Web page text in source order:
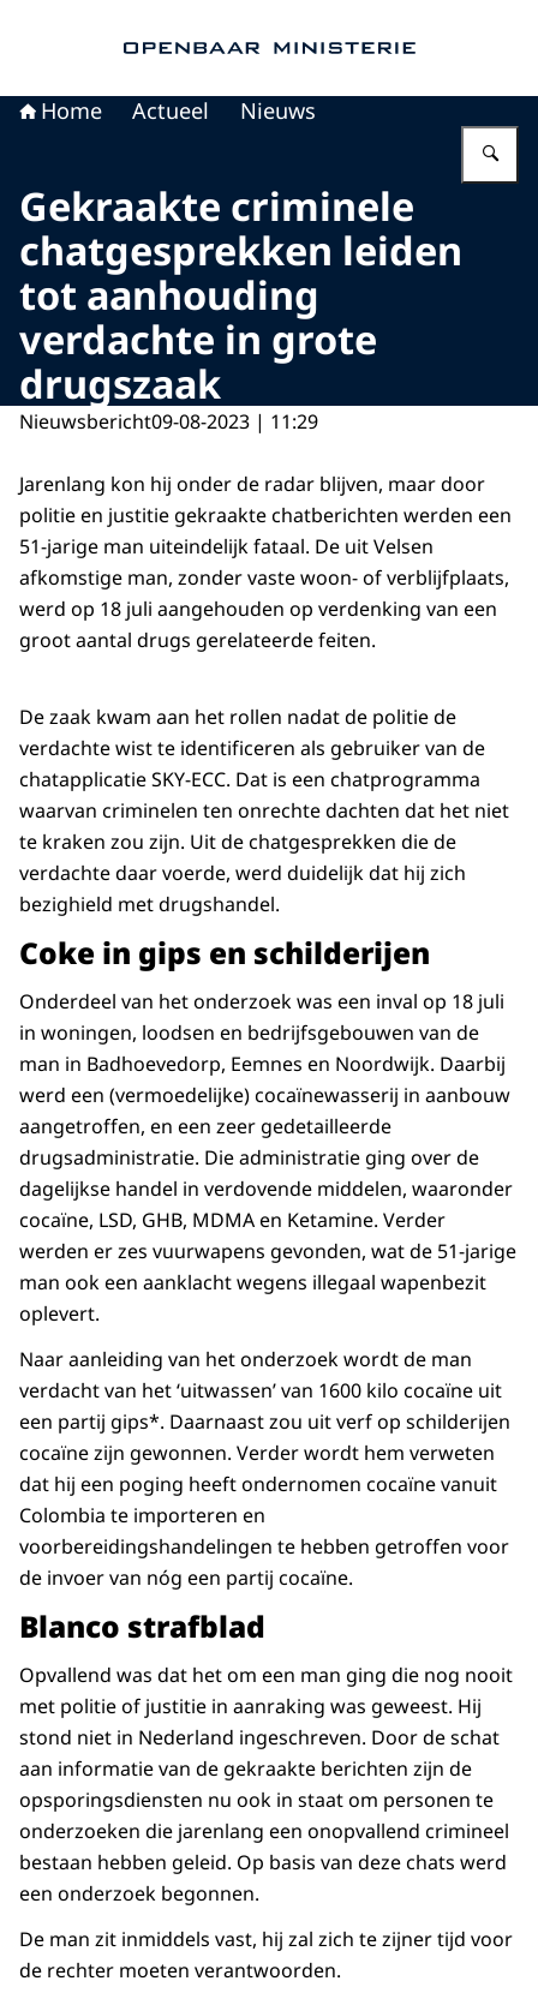
Home Actueel Nieuws
Gekraakte criminele
chatgesprekken leiden
tot aanhouding
verdachte in grote
drugszaak
Nieuwsbericht09-08-2023 | 11:29
Jarenlang kon hij onder de radar blijven, maar door
politie en justitie gekraakte chatberichten werden een
51-jarige man uiteindelijk fataal. De uit Velsen
afkomstige man, zonder vaste woon- of verblijfplaats,
werd op 18 juli aangehouden op verdenking van een
groot aantal drugs gerelateerde feiten.
De zaak kwam aan het rollen nadat de politie de
verdachte wist te identificeren als gebruiker van de
chatapplicatie SKY-ECC. Dat is een chatprogramma
waarvan criminelen ten onrechte dachten dat het niet
te kraken zou zijn. Uit de chatgesprekken die de
verdachte daar voerde, werd duidelijk dat hij zich
bezighield met drugshandel.
Coke in gips en schilderijen
Onderdeel van het onderzoek was een inval op 18 juli
in woningen, loodsen en bedrijfsgebouwen van de
man in Badhoevedorp, Eemnes en Noordwijk. Daarbij
werd een (vermoedelijke) cocaïnewasserij in aanbouw
aangetroffen, en een zeer gedetailleerde
drugsadministratie. Die administratie ging over de
dagelijkse handel in verdovende middelen, waaronder
cocaïne, LSD, GHB, MDMA en Ketamine. Verder
werden er zes vuurwapens gevonden, wat de 51-jarige
man ook een aanklacht wegens illegaal wapenbezit
oplevert.
Naar aanleiding van het onderzoek wordt de man
verdacht van het ‘uitwassen’ van 1600 kilo cocaïne uit
een partij gips*. Daarnaast zou uit verf op schilderijen
cocaïne zijn gewonnen. Verder wordt hem verweten
dat hij een poging heeft ondernomen cocaïne vanuit
Colombia te importeren en
voorbereidingshandelingen te hebben getroffen voor
de invoer van nóg een partij cocaïne.
Blanco strafblad
Opvallend was dat het om een man ging die nog nooit
met politie of justitie in aanraking was geweest. Hij
stond niet in Nederland ingeschreven. Door de schat
aan informatie van de gekraakte berichten zijn de
opsporingsdiensten nu ook in staat om personen te
onderzoeken die jarenlang een onopvallend crimineel
bestaan hebben geleid. Op basis van deze chats werd
een onderzoek begonnen.
De man zit inmiddels vast, hij zal zich te zijner tijd voor
de rechter moeten verantwoorden.